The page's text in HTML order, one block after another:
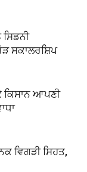
ਸਕਾਲਰਸ਼ਿਪ
ਕਿਸਾਨ ਆਪਣੀ
ਵਿਗੜੀ ਸਿਹਤ,